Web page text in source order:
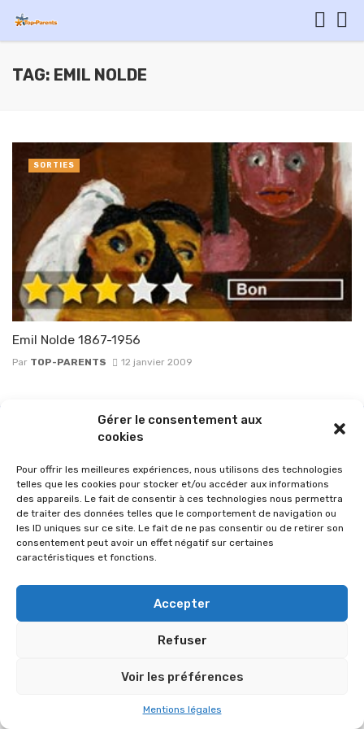
Gérer le consentement aux
cookies
Pour offrir les meilleures expériences, nous utilisons des technologies
telles que les cookies pour stocker et/ou accéder aux informations
des appareils. Le fait de consentir à ces technologies nous permettra
de traiter des données telles que le comportement de navigation ou
les ID uniques sur ce site. Le fait de ne pas consentir ou de retirer son
consentement peut avoir un effet négatif sur certaines
caractéristiques et fonctions.
Accepter
Refuser
Voir les préférences
Mentions légales
TAG: EMIL NOLDE
Emil Nolde 1867-1956
Par TOP-PARENTS 12 janvier 2009
SORTIES
© 2026 Im-presse. Tous droits réservés.